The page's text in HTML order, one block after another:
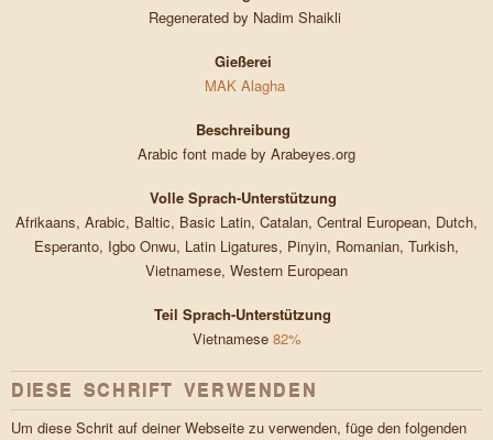
Regenerated by Nadim Shaikli
Gießerei
MAK Alagha
Beschreibung
Arabic font made by Arabeyes.org
Volle Sprach-Unterstützung
Afrikaans, Arabic, Baltic, Basic Latin, Catalan, Central European, Dutch,
Esperanto, Igbo Onwu, Latin Ligatures, Pinyin, Romanian, Turkish,
Vietnamese, Western European
Teil Sprach-Unterstützung
Vietnamese 82%
DIESE SCHRIFT VERWENDEN
Um diese Schrit auf deiner Webseite zu verwenden, füge den folgenden